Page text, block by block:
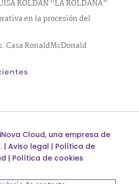
ROLDÁN “LA ROLDANA”
en la procesión del
Casa RonaldMcDonald
iNova Cloud, una empresa de
. |Aviso legal | Política de
| Política de cookies